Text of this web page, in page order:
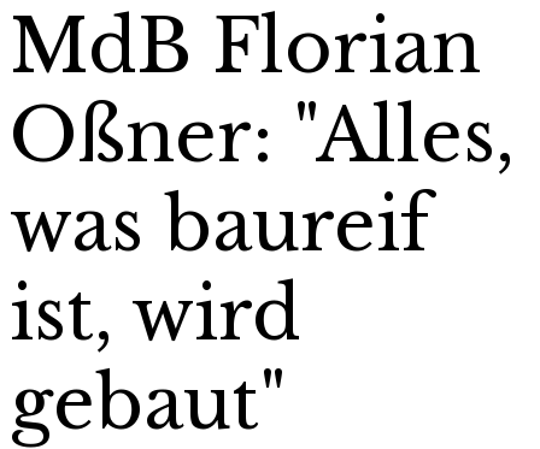
MdB Florian
Oßner: "Alles,
was baureif
ist, wird
gebaut"